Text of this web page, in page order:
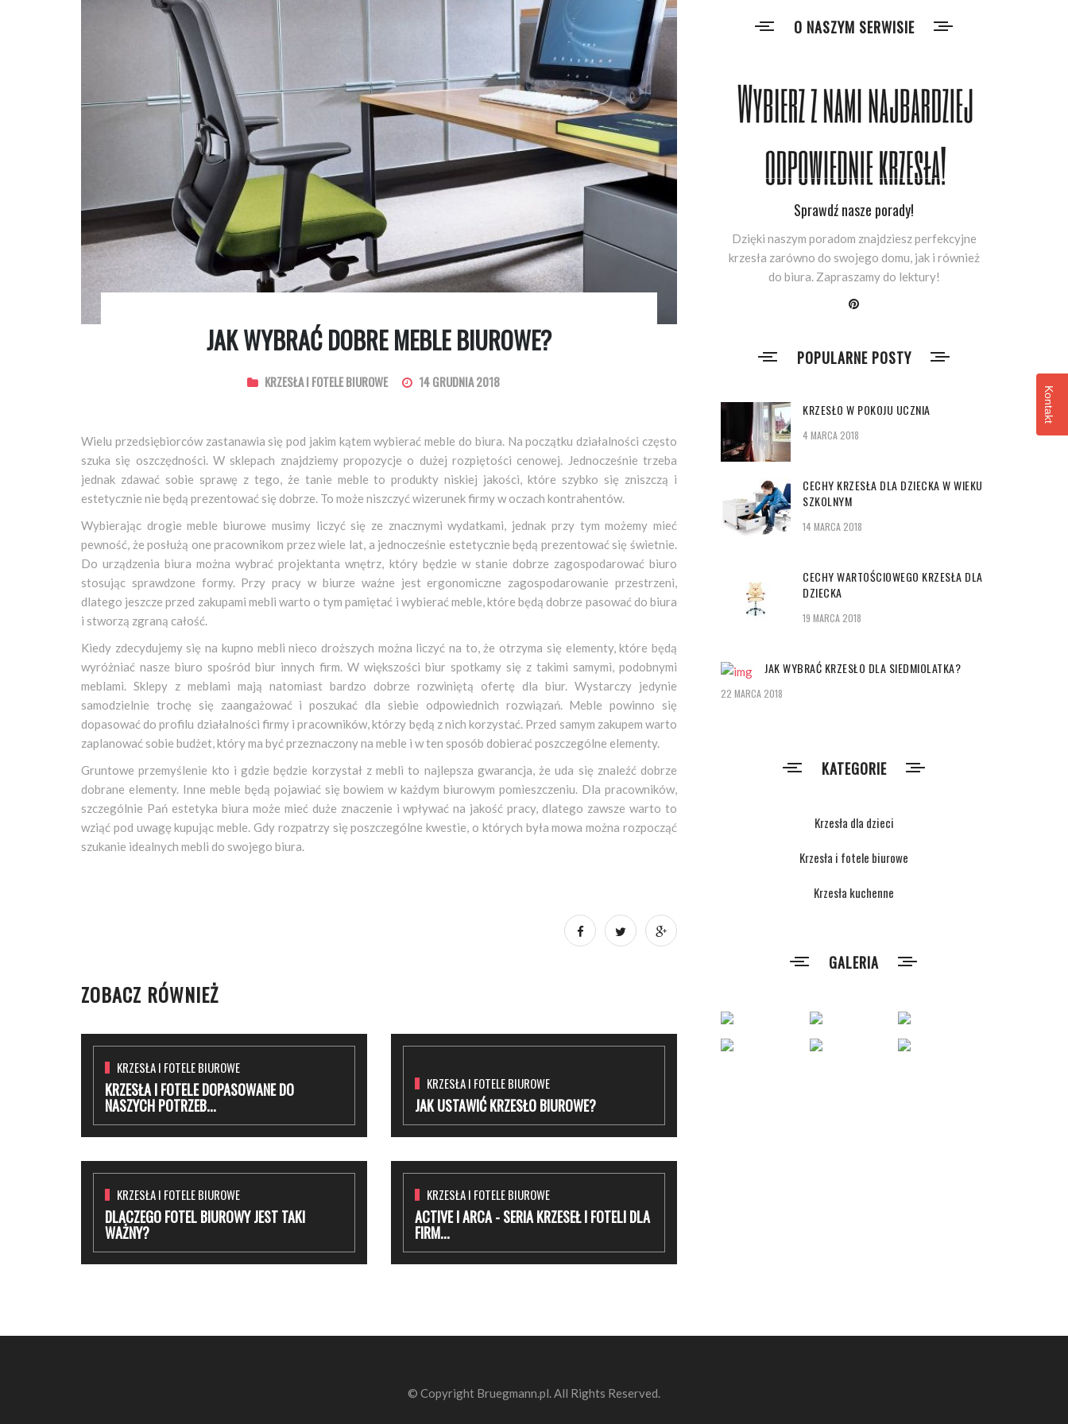
JAK WYBRAĆ DOBRE MEBLE BIUROWE?
KRZESŁA I FOTELE BIUROWE 14 GRUDNIA 2018
Wielu przedsiębiorców zastanawia się pod jakim kątem wybierać meble do biura. Na początku działalności często
szuka się oszczędności. W sklepach znajdziemy propozycje o dużej rozpiętości cenowej. Jednocześnie trzeba
jednak zdawać sobie sprawę z tego, że tanie meble to produkty niskiej jakości, które szybko się zniszczą i
estetycznie nie będą prezentować się dobrze. To może niszczyć wizerunek firmy w oczach kontrahentów.
Wybierając drogie meble biurowe musimy liczyć się ze znacznymi wydatkami, jednak przy tym możemy mieć
pewność, że posłużą one pracownikom przez wiele lat, a jednocześnie estetycznie będą prezentować się świetnie.
Do urządzenia biura można wybrać projektanta wnętrz, który będzie w stanie dobrze zagospodarować biuro
stosując sprawdzone formy. Przy pracy w biurze ważne jest ergonomiczne zagospodarowanie przestrzeni,
dlatego jeszcze przed zakupami mebli warto o tym pamiętać i wybierać meble, które będą dobrze pasować do biura
i stworzą zgraną całość.
Kiedy zdecydujemy się na kupno mebli nieco droższych można liczyć na to, że otrzyma się elementy, które będą
wyróżniać nasze biuro spośród biur innych firm. W większości biur spotkamy się z takimi samymi, podobnymi
meblami. Sklepy z meblami mają natomiast bardzo dobrze rozwiniętą ofertę dla biur. Wystarczy jedynie
samodzielnie trochę się zaangażować i poszukać dla siebie odpowiednich rozwiązań. Meble powinno się
dopasować do profilu działalności firmy i pracowników, którzy będą z nich korzystać. Przed samym zakupem warto
zaplanować sobie budżet, który ma być przeznaczony na meble i w ten sposób dobierać poszczególne elementy.
Gruntowe przemyślenie kto i gdzie będzie korzystał z mebli to najlepsza gwarancja, że uda się znaleźć dobrze
dobrane elementy. Inne meble będą pojawiać się bowiem w każdym biurowym pomieszczeniu. Dla pracowników,
szczególnie Pań estetyka biura może mieć duże znaczenie i wpływać na jakość pracy, dlatego zawsze warto to
wziąć pod uwagę kupując meble. Gdy rozpatrzy się poszczególne kwestie, o których była mowa można rozpocząć
szukanie idealnych mebli do swojego biura.
ZOBACZ RÓWNIEŻ
KRZESŁA I FOTELE BIUROWE
KRZESŁA I FOTELE DOPASOWANE DO
NASZYCH POTRZEB...
KRZESŁA I FOTELE BIUROWE
JAK USTAWIĆ KRZESŁO BIUROWE?
KRZESŁA I FOTELE BIUROWE
DLACZEGO FOTEL BIUROWY JEST TAKI
WAŻNY?
KRZESŁA I FOTELE BIUROWE
ACTIVE I ARCA - SERIA KRZESEŁ I FOTELI DLA
FIRM...
O NASZYM SERWISIE
Sprawdź nasze porady!
Dzięki naszym poradom znajdziesz perfekcyjne
krzesła zarówno do swojego domu, jak i również
do biura. Zapraszamy do lektury!
POPULARNE POSTY
KRZESŁO W POKOJU UCZNIA
4 MARCA 2018
CECHY KRZESŁA DLA DZIECKA W WIEKU
SZKOLNYM
14 MARCA 2018
CECHY WARTOŚCIOWEGO KRZESŁA DLA
DZIECKA
19 MARCA 2018
JAK WYBRAĆ KRZESŁO DLA SIEDMIOLATKA?
22 MARCA 2018
KATEGORIE
Krzesła dla dzieci
Krzesła i fotele biurowe
Krzesła kuchenne
GALERIA
© Copyright Bruegmann.pl. All Rights Reserved.
Kontakt